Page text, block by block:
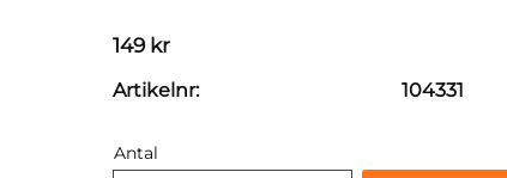
149kr
Antal
Artikelnr 104331